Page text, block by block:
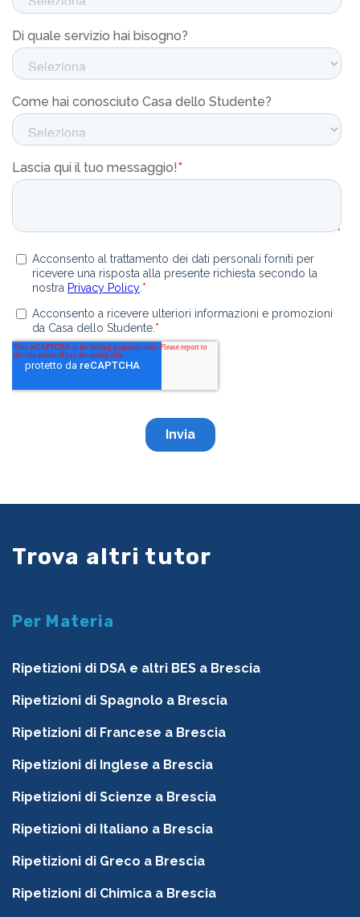
Trova altri tutor
Per Materia
Ripetizioni di DSA e altri BES a Brescia
Ripetizioni di Spagnolo a Brescia
Ripetizioni di Francese a Brescia
Ripetizioni di Inglese a Brescia
Ripetizioni di Scienze a Brescia
Ripetizioni di Italiano a Brescia
Ripetizioni di Greco a Brescia
Ripetizioni di Chimica a Brescia